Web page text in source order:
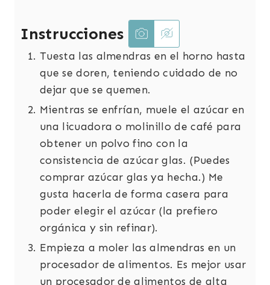
Instrucciones
Tuesta las almendras en el horno hasta
que se doren, teniendo cuidado de no
dejar que se quemen.
Mientras se enfrían, muele el azúcar en
una licuadora o molinillo de café para
obtener un polvo fino con la
consistencia de azúcar glas. (Puedes
comprar azúcar glas ya hecha.) Me
gusta hacerla de forma casera para
poder elegir el azúcar (la prefiero
orgánica y sin refinar).
Empieza a moler las almendras en un
procesador de alimentos. Es mejor usar
un procesador de alimentos de alta